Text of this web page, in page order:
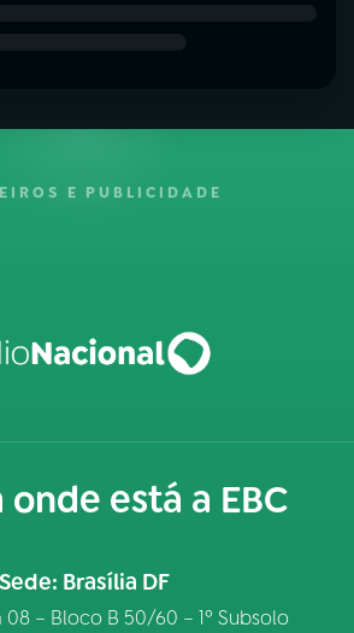
E PUBLICIDADE
onde está a EBC
Sede: Brasília DF
08 – Bloco B 50/60 – 1º Subsolo